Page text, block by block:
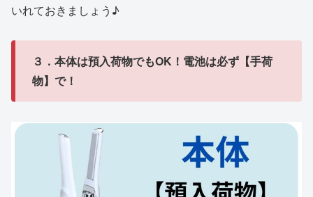
いれておきましょう♪
３．本体は預入荷物でもOK！電池は必ず【手荷
物】で！